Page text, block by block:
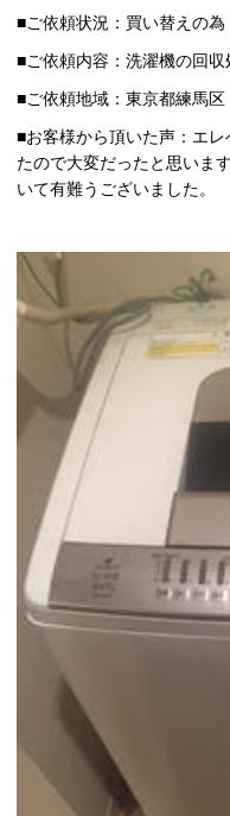
■ご依頼状況：買い替えの為
■ご依頼内容：洗濯機の回収
■ご依頼地域：東京都練馬区
■お客様から頂いた声：エ
たので大変だったと思いま
いて有難うございました。